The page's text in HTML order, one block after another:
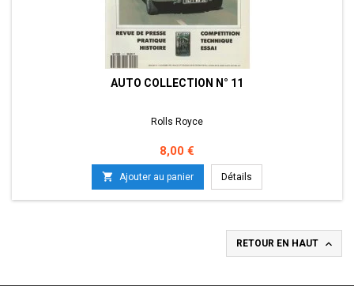
AUTO COLLECTION N° 11
Rolls Royce
Prix
8,00 €
 Ajouter au panier Détails
RETOUR EN HAUT 